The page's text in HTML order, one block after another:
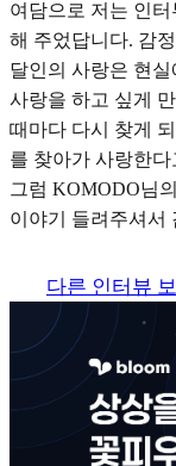
여담으로 저는 인
해 주었답니다. 감
달인의 사랑은 현
사랑을 하고 싶게
때마다 다시 찾게
를 찾아가 사랑한
그럼 KOMODO님
이야기 들려주셔서
다른 인터뷰 보